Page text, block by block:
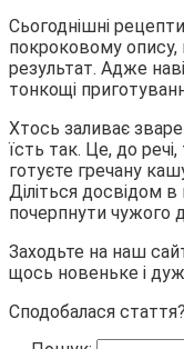
Сьогоднішні
покроковому опису,
результат. Адже
тонкощі
Хтось заливає
їсть так. Це, до
готуєте гречану
Діліться досвідом
почерпнути чужого
Заходьте на наш
щось новеньке і
Сподобалася